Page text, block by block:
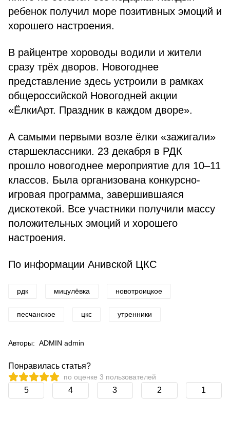
ребенок получил море позитивных эмоций и
хорошего настроения.
В райцентре хороводы водили и жители
сразу трёх дворов. Новогоднее
представление здесь устроили в рамках
общероссийской Новогодней акции
«ЁлкиАрт. Праздник в каждом дворе».
А самыми первыми возле ёлки «зажигали»
старшеклассники. 23 декабря в РДК
прошло новогоднее мероприятие для 10–11
классов. Была организована конкурсно-
игровая программа, завершившаяся
дискотекой. Все участники получили массу
положительных эмоций и хорошего
настроения.
По информации Анивской ЦКС
рдк мицулёвка новотроицкое
песчанское цкс утренники
Авторы: ADMIN admin
Понравилась статья?
по оценке 3 пользователей
5 4 3 2 1